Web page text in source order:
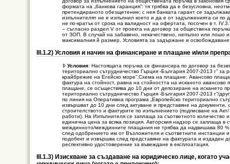
формата на „банкова гаранция”: тя трябва да е безусловна,
претендираното обезщетение; с нея банката гарант се
изпълнителят не е изпълнил което и да е от задълженията си по
не по-кратък от срока на валидност на офертата, посочен в т.
– съгласно раздел V от проекта на договор за обществена
от ЗОП. В случай на забавено, некачествено, непълно или
максималния й размер. Условията за задържане и
ІІІ.1.2) Условия и начин на финансиране и плащане и/или
Условия: Настоящата поръчка се финансира по договор за
териториално сътрудничество Гърция -България 2007-2013 г” за
крайбрежие на Егейско море”.Схема на плащане: Авансово
фактура на стойност, равна на стойността на исканото
плащане, се осъществява до 10 дни от депозиране на искането
териториално сътрудничество Гърция -България 2007-2013 г”/
по линия на Оперативна програма „Европейско териториално
извършват до 10 дни след актуване и представяне на
строителството и фактурите по изпълнението (подписване на
работи). На Изпълнителя се заплаща за съответното количество
единична цена за всяка позиция. Авторския надзор се заплаща
междинното/междинните плащания не трябва да надвишава 80
след одобрението им от Възложителя и съответните инстанции
подобект и извършва след представяне на фактурата и издаден
респективно удостоверение за въвеждане в експлоатация.
ІІІ.1.3) Изискване за създаване на юридическо лице, когато